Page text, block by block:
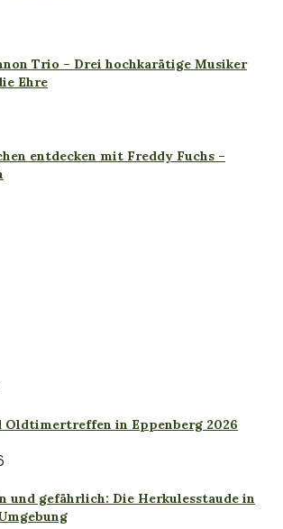
Trio – Drei hochkarätige Musiker
Ehre
entdecken mit Freddy Fuchs –
Oldtimertreffen in Eppenberg 2026
und gefährlich: Die Herkulesstaude in